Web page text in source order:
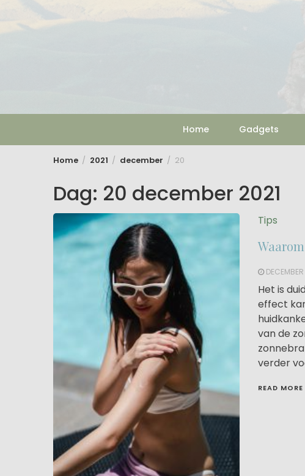
content
Home Gadgets
Home 2021 december 20
Dag: 20 december 2021
Tips
Het is
effect
van de
verder
READ MORE